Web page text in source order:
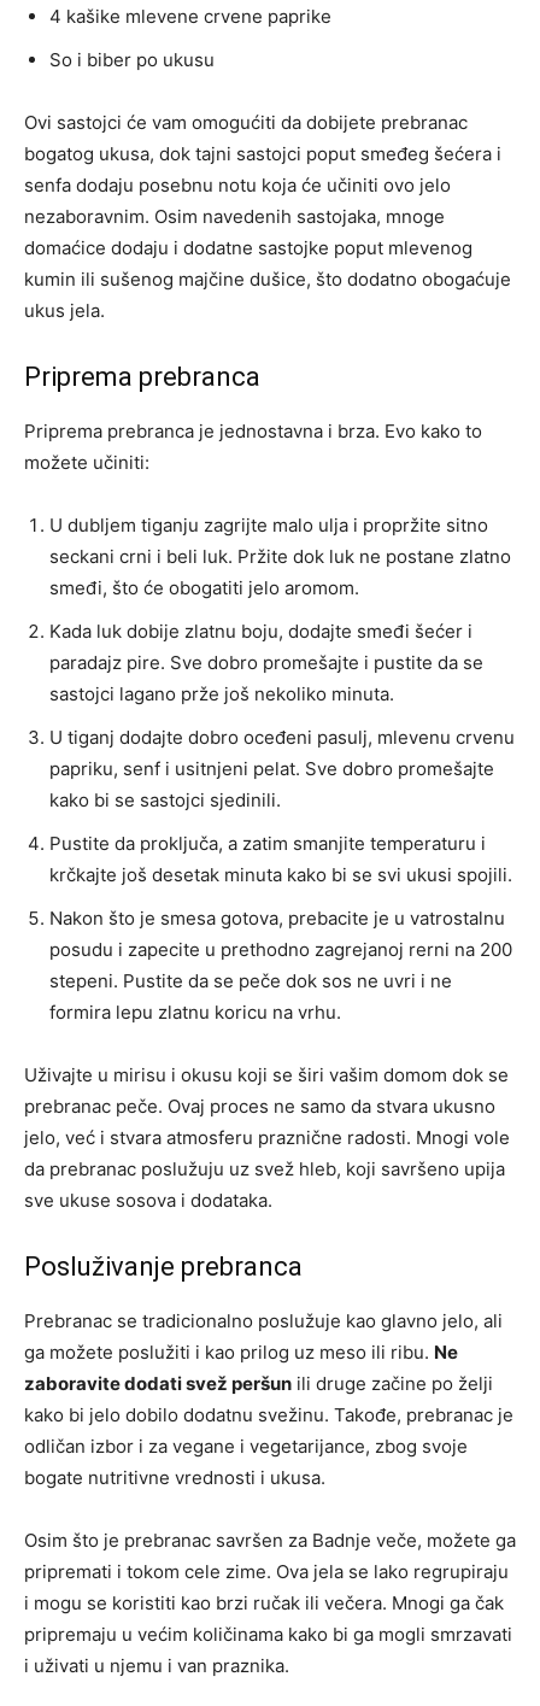
4 kašike mlevene crvene paprike
So i biber po ukusu
Ovi sastojci će vam omogućiti da dobijete prebranac
bogatog ukusa, dok tajni sastojci poput smeđeg šećera i
senfa dodaju posebnu notu koja će učiniti ovo jelo
nezaboravnim. Osim navedenih sastojaka, mnoge
domaćice dodaju i dodatne sastojke poput mlevenog
kumin ili sušenog majčine dušice, što dodatno obogaćuje
ukus jela.
Priprema prebranca
Priprema prebranca je jednostavna i brza. Evo kako to
možete učiniti:
U dubljem tiganju zagrijte malo ulja i propržite sitno
seckani crni i beli luk. Pržite dok luk ne postane zlatno
smeđi, što će obogatiti jelo aromom.
Kada luk dobije zlatnu boju, dodajte smeđi šećer i
paradajz pire. Sve dobro promešajte i pustite da se
sastojci lagano prže još nekoliko minuta.
U tiganj dodajte dobro oceđeni pasulj, mlevenu crvenu
papriku, senf i usitnjeni pelat. Sve dobro promešajte
kako bi se sastojci sjedinili.
Pustite da proključa, a zatim smanjite temperaturu i
krčkajte još desetak minuta kako bi se svi ukusi spojili.
Nakon što je smesa gotova, prebacite je u vatrostalnu
posudu i zapecite u prethodno zagrejanoj rerni na 200
stepeni. Pustite da se peče dok sos ne uvri i ne
formira lepu zlatnu koricu na vrhu.
Uživajte u mirisu i okusu koji se širi vašim domom dok se
prebranac peče. Ovaj proces ne samo da stvara ukusno
jelo, već i stvara atmosferu praznične radosti. Mnogi vole
da prebranac poslužuju uz svež hleb, koji savršeno upija
sve ukuse sosova i dodataka.
Posluživanje prebranca
Prebranac se tradicionalno poslužuje kao glavno jelo, ali
ga možete poslužiti i kao prilog uz meso ili ribu. Ne
zaboravite dodati svež peršun ili druge začine po želji
kako bi jelo dobilo dodatnu svežinu. Takođe, prebranac je
odličan izbor i za vegane i vegetarijance, zbog svoje
bogate nutritivne vrednosti i ukusa.
Osim što je prebranac savršen za Badnje veče, možete ga
pripremati i tokom cele zime. Ova jela se lako regrupiraju
i mogu se koristiti kao brzi ručak ili večera. Mnogi ga čak
pripremaju u većim količinama kako bi ga mogli smrzavati
i uživati u njemu i van praznika.